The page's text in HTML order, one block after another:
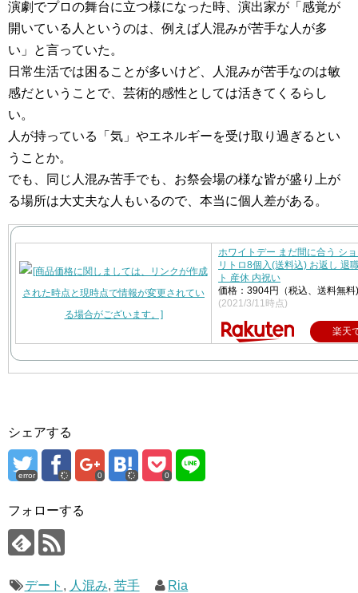
演劇でプロの舞台に立つ様になった時、演出家が「感覚が
開いている人というのは、例えば人混みが苦手な人が多
い」と言っていた。
日常生活では困ることが多いけど、人混みが苦手なのは敏
感だということで、芸術的感性としては活きてくるらし
い。
人が持っている「気」やエネルギーを受け取り過ぎるとい
うことか。
でも、同じ人混み苦手でも、お祭会場の様な皆が盛り上が
る場所は大丈夫な人もいるので、本当に個人差がある。
ホワイトデー まだ間に合う シ
リトロ8個入(送料込) お返し 退
ト 産休 内祝い
価格：3904円（税込、送料無料)
(2021/3/11時点)
楽天
シェアする
error 0 0
フォローする
デート , 人混み, 苦手 Ria